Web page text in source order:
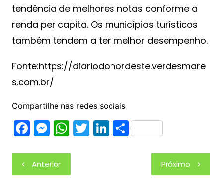
tendência de melhores notas conforme a
renda per capita. Os municípios turísticos
também tendem a ter melhor desempenho.
Fonte:https://diariodonordeste.verdesmare
s.com.br/
Compartilhe nas redes sociais
F
c
e
M
s
s
W
at
s
T Li S
Navegação
de
Anterior Próximo